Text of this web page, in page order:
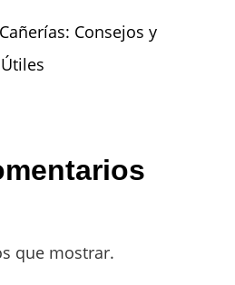
Consejos y
que mostrar.